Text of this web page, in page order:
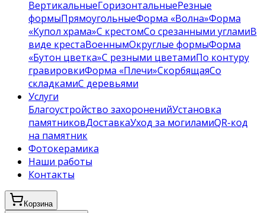
ВертикальныеГоризонтальныеРезные
формыПрямоугольныеФорма «Волна»Форма
«Купол храма»С крестомСо срезанными угламиВ
виде крестаВоеннымОкруглые формыФорма
«Бутон цветка»С резными цветамиПо контуру
гравировкиФорма «Плечи»СкорбящаяСо
складкамиС деревьями
Услуги
Благоустройство захороненийУстановка
памятниковДоставкаУход за могиламиQR-код
на памятник
Фотокерамика
Наши работы
Контакты
Корзина